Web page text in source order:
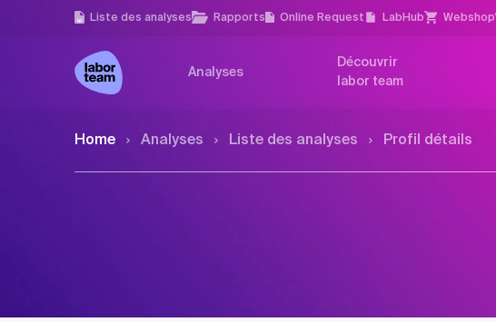
Liste des analyses Rapports Online Request LabHub Webshop
Analyses
Découvrir
labor team
Home Analyses Liste des analyses Profil détails